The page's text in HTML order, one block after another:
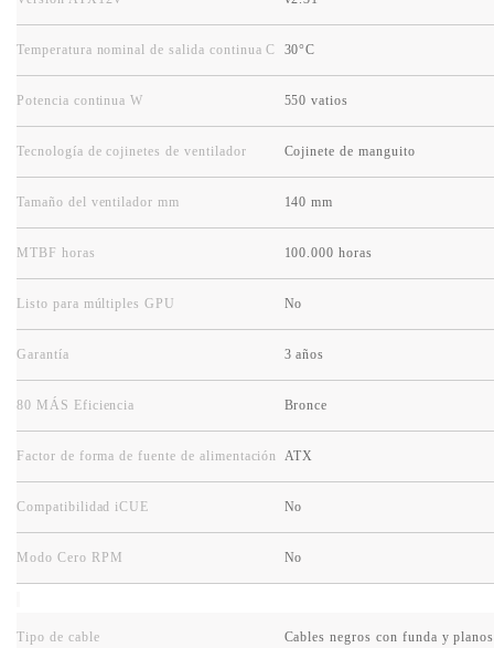
Temperatura nominal de salida continua C 30°C
Potencia continua W 550 vatios
Tecnología de cojinetes de ventilador Cojinete de manguito
Tamaño del ventilador mm 140 mm
MTBF horas 100.000 horas
Listo para múltiples GPU No
Garantía 3 años
80 MÁS Eficiencia Bronce
Factor de forma de fuente de alimentación ATX
Compatibilidad iCUE No
Modo Cero RPM No
Tipo de cable Cables negros con funda y planos